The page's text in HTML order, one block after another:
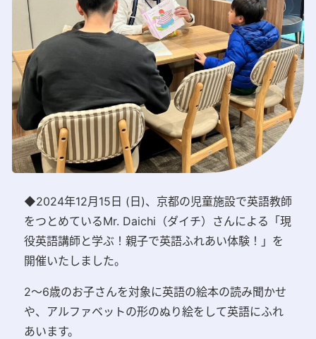
◆2024年12月15日 (日)、京都の児童施設で英語教師
をつとめているMr. Daichi（ダイチ）さんによる「現
役英語講師と学ぶ！親子で英語ふれあい体験！」を
開催いたしました。
2～6歳のお子さんを対象に英語の絵本の読み聞かせ
や、アルファベットの形のぬり絵をして英語にふれ
あいます。